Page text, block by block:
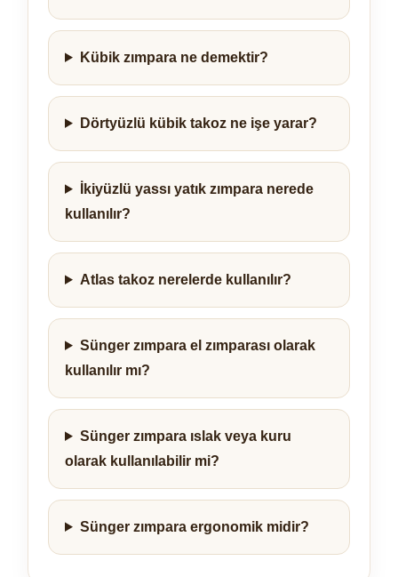
Kübik zımpara ne demektir?
Dörtyüzlü kübik takoz ne işe yarar?
İkiyüzlü yassı yatık zımpara nerede
kullanılır?
Atlas takoz nerelerde kullanılır?
Sünger zımpara el zımparası olarak
kullanılır mı?
Sünger zımpara ıslak veya kuru
olarak kullanılabilir mi?
Sünger zımpara ergonomik midir?